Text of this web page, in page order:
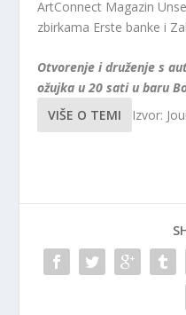
ArtConnect Magazin
zbirkama Erste banke i
Otvorenje i druženje s
ožujka u 20 sati u baru
VIŠE O TEMI
Izvor: